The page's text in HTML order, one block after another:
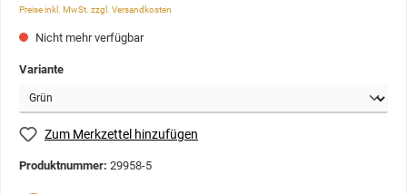
Preise inkl. MwSt. zzgl. Versandkosten
Nicht mehr verfügbar
Variante
Zum Merkzettel hinzufügen
Produktnummer: 29958-5